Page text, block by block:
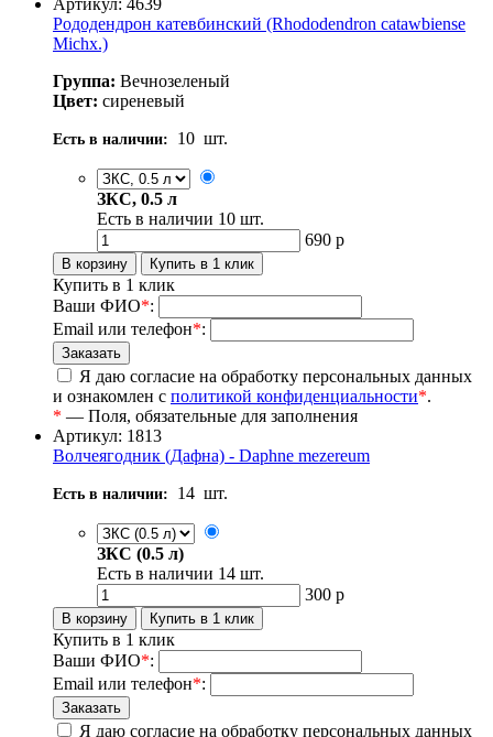
Артикул: 4639
Рододендрон катевбинский (Rhododendron catawbiense
Michx.)
Группа: Вечнозеленый
Цвет: сиреневый
Есть в наличии: 10 шт.
ЗКС, 0.5 л
Есть в наличии 10 шт.
690 р
Купить в 1 клик
Ваши ФИО*:
Email или телефон*:
Я даю согласие на обработку персональных данных
и ознакомлен с политикой конфиденциальности*.
* — Поля, обязательные для заполнения
Артикул: 1813
Волчеягодник (Дафна) - Daphne mezereum
Есть в наличии: 14 шт.
ЗКС (0.5 л)
Есть в наличии 14 шт.
300 р
Купить в 1 клик
Ваши ФИО*:
Email или телефон*:
Я даю согласие на обработку персональных данных